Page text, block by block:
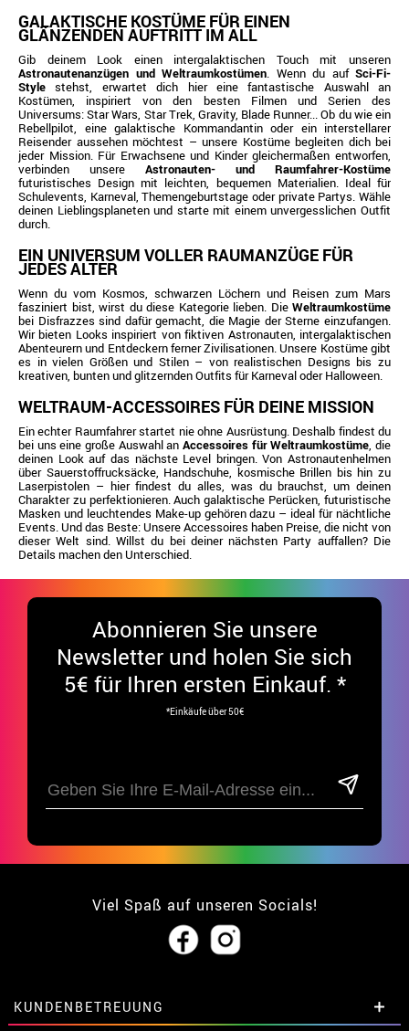
GALAKTISCHE KOSTÜME FÜR EINEN
GLÄNZENDEN AUFTRITT IM ALL
Gib deinem Look einen intergalaktischen Touch mit unseren
Astronautenanzügen und Weltraumkostümen. Wenn du auf Sci-Fi-
Style stehst, erwartet dich hier eine fantastische Auswahl an
Kostümen, inspiriert von den besten Filmen und Serien des
Universums: Star Wars, Star Trek, Gravity, Blade Runner... Ob du wie ein
Rebellpilot, eine galaktische Kommandantin oder ein interstellarer
Reisender aussehen möchtest – unsere Kostüme begleiten dich bei
jeder Mission. Für Erwachsene und Kinder gleichermaßen entworfen,
verbinden unsere Astronauten- und Raumfahrer-Kostüme
futuristisches Design mit leichten, bequemen Materialien. Ideal für
Schulevents, Karneval, Themengeburtstage oder private Partys. Wähle
deinen Lieblingsplaneten und starte mit einem unvergesslichen Outfit
durch.
EIN UNIVERSUM VOLLER RAUMANZÜGE FÜR
JEDES ALTER
Wenn du vom Kosmos, schwarzen Löchern und Reisen zum Mars
fasziniert bist, wirst du diese Kategorie lieben. Die Weltraumkostüme
bei Disfrazzes sind dafür gemacht, die Magie der Sterne einzufangen.
Wir bieten Looks inspiriert von fiktiven Astronauten, intergalaktischen
Abenteurern und Entdeckern ferner Zivilisationen. Unsere Kostüme gibt
es in vielen Größen und Stilen – von realistischen Designs bis zu
kreativen, bunten und glitzernden Outfits für Karneval oder Halloween.
WELTRAUM-ACCESSOIRES FÜR DEINE MISSION
Ein echter Raumfahrer startet nie ohne Ausrüstung. Deshalb findest du
bei uns eine große Auswahl an Accessoires für Weltraumkostüme, die
deinen Look auf das nächste Level bringen. Von Astronautenhelmen
über Sauerstoffrucksäcke, Handschuhe, kosmische Brillen bis hin zu
Laserpistolen – hier findest du alles, was du brauchst, um deinen
Charakter zu perfektionieren. Auch galaktische Perücken, futuristische
Masken und leuchtendes Make-up gehören dazu – ideal für nächtliche
Events. Und das Beste: Unsere Accessoires haben Preise, die nicht von
dieser Welt sind. Willst du bei deiner nächsten Party auffallen? Die
Details machen den Unterschied.
Abonnieren Sie unsere
Newsletter und holen Sie sich
5€ für Ihren ersten Einkauf. *
*Einkäufe über 50€
Viel Spaß auf unseren Socials!
KUNDENBETREUUNG